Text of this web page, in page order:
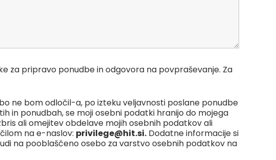
za pripravo ponudbe in odgovora na povpraševanje. Za
ne bom odločil-a, po izteku veljavnosti poslane ponudbe
in ponudbah, se moji osebni podatki hranijo do mojega
ali omejitev obdelave mojih osebnih podatkov ali
na e-naslov: privilege@hit.si. Dodatne informacije si
na pooblaščeno osebo za varstvo osebnih podatkov na